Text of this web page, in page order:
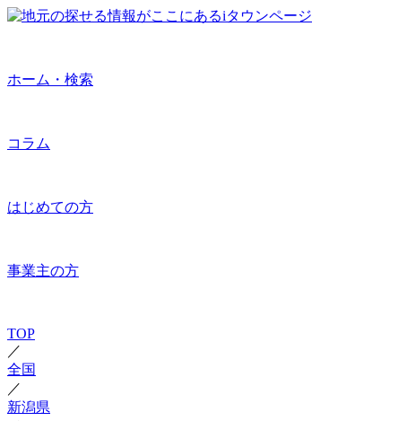
ホーム・検索
コラム
はじめての方
事業主の方
TOP
／
全国
／
新潟県